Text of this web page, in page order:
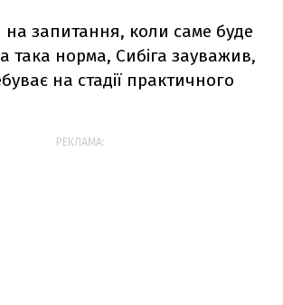
на запитання, коли саме буде
така норма, Сибіга зауважив,
на стадії практичного
РЕКЛАМА: